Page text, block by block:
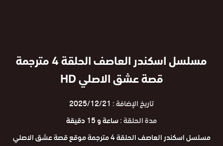
مسلسل اسكندر العاصف الحلقة 4 مترجمة
قصة عشق الاصلي HD
تاريخ الإضافة : 2025/12/21
مدة الحلقة :ساعة و 15 دقيقة
مسلسل اسكندر العاصف الحلقة 4 مترجمة موقع قصة عشق الاصلي